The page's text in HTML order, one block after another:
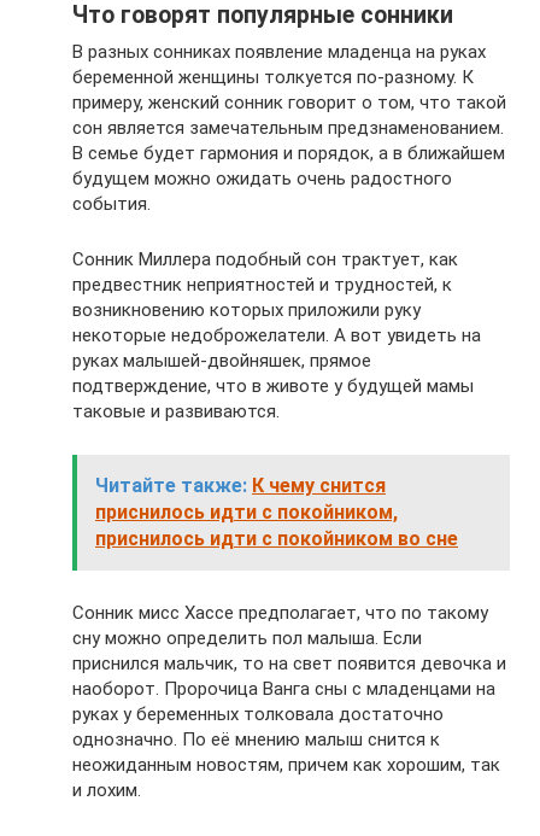
Что говорят популярные сонники
В разных сонниках появление младенца на руках
беременной женщины толкуется по-разному. К
примеру, женский сонник говорит о том, что такой
сон является замечательным предзнаменованием.
В семье будет гармония и порядок, а в ближайшем
будущем можно ожидать очень радостного
события.
Сонник Миллера подобный сон трактует, как
предвестник неприятностей и трудностей, к
возникновению которых приложили руку
некоторые недоброжелатели. А вот увидеть на
руках малышей-двойняшек, прямое
подтверждение, что в животе у будущей мамы
таковые и развиваются.
Читайте также: К чему снится
приснилось идти с покойником,
приснилось идти с покойником во сне
Сонник мисс Хассе предполагает, что по такому
сну можно определить пол малыша. Если
приснился мальчик, то на свет появится девочка и
наоборот. Пророчица Ванга сны с младенцами на
руках у беременных толковала достаточно
однозначно. По её мнению малыш снится к
неожиданным новостям, причем как хорошим, так
и лохим.